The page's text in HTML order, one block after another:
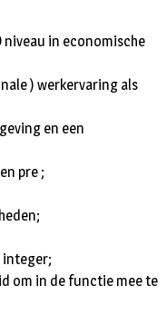
niveau in economische
) werkervaring als
en een
pre ;
integer;
om in de functie mee te